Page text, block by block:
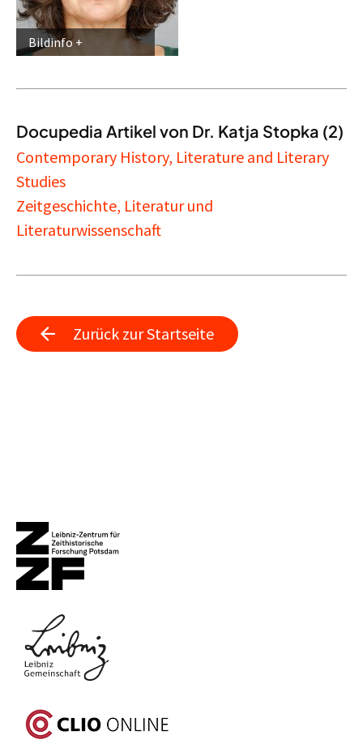
Bildinfo
Docupedia Artikel von Dr. Katja Stopka (2)
Contemporary History, Literature and Literary
Studies
Zeitgeschichte, Literatur und
Literaturwissenschaft
Zurück zur Startseite